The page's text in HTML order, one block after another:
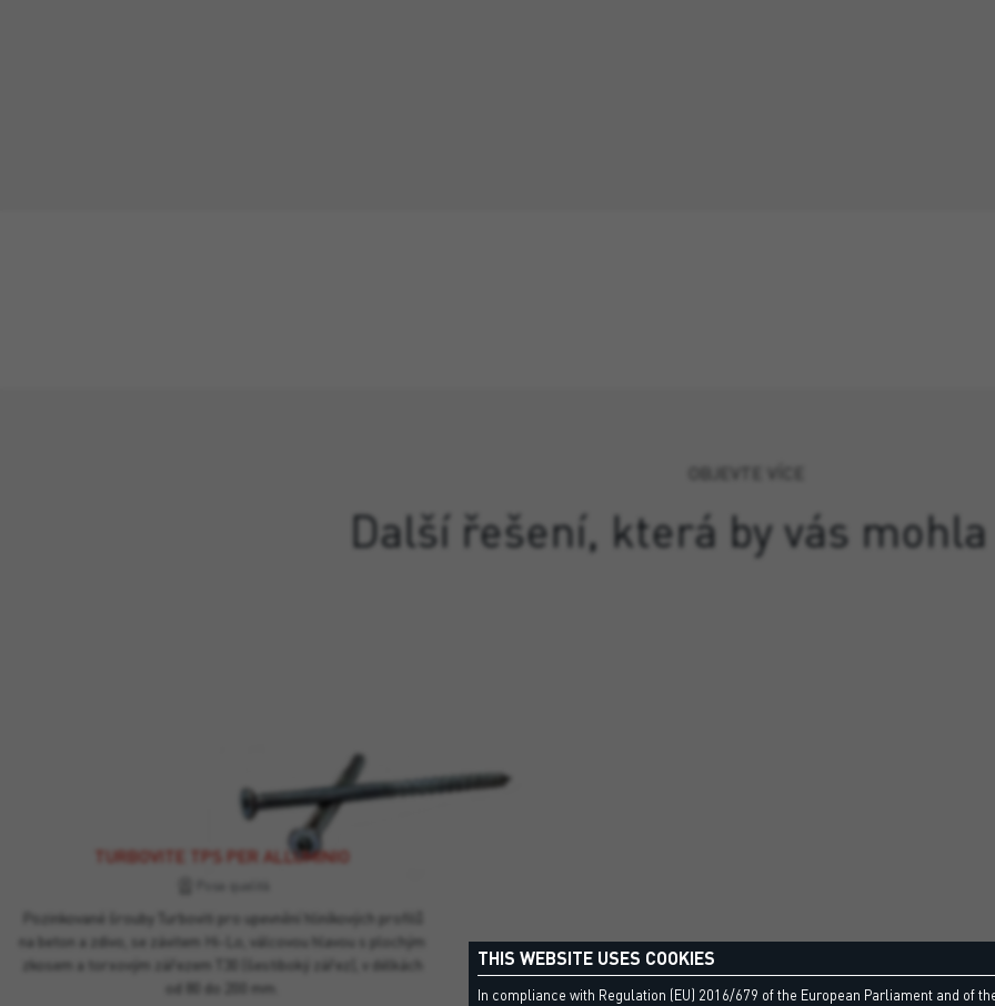
OBJEVTE VÍCE
Další řešení, která by vás
TURBOVITE TPS PER ALLUMINIO
Pozinkované šrouby Turboviti pro upevnění hliníkových profilů
na beton a zdivo, se závitem Hi-Lo, válcovou hlavou s plochým
zkosem a torxovým zářezem T30 (šestiboký zářez), v délkách
od 80 do 200 mm.
THIS WEBSITE USES COOKIES
In compliance with Regulation (EU) 2016/679 of the European Parliament and of